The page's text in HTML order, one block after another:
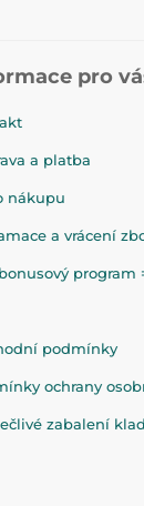
pro
a platba
nákupu
a vrácení
program
podmínky
ochrany
zabalení